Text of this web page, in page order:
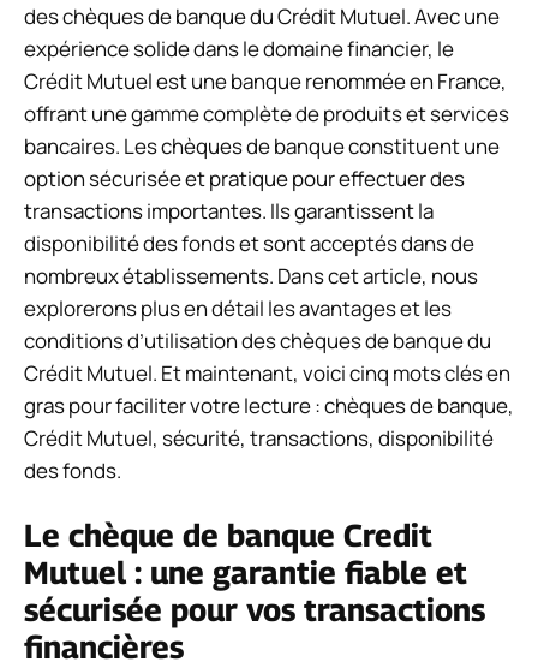
des chèques de banque du Crédit Mutuel. Avec une
expérience solide dans le domaine financier, le
Crédit Mutuel est une banque renommée en France,
offrant une gamme complète de produits et services
bancaires. Les chèques de banque constituent une
option sécurisée et pratique pour effectuer des
transactions importantes. Ils garantissent la
disponibilité des fonds et sont acceptés dans de
nombreux établissements. Dans cet article, nous
explorerons plus en détail les avantages et les
conditions d’utilisation des chèques de banque du
Crédit Mutuel. Et maintenant, voici cinq mots clés en
gras pour faciliter votre lecture : chèques de banque,
Crédit Mutuel, sécurité, transactions, disponibilité
des fonds.
Le chèque de banque Credit
Mutuel : une garantie fiable et
sécurisée pour vos transactions
financières